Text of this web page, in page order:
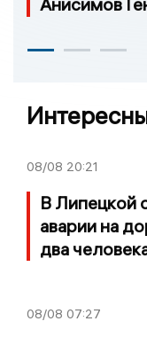
08/08 20:21
В Липецкой
аварии на
два
08/08 07:27